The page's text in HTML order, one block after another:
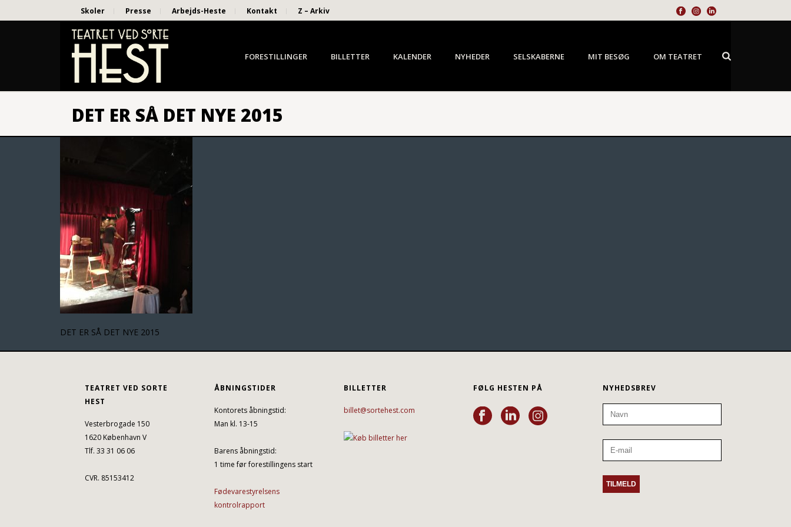
Skoler Presse Arbejds-Heste Kontakt Z – Arkiv
FORESTILLINGER BILLETTER KALENDER NYHEDER SELSKABERNE MIT BESØG OM TEATRET
DET ER SÅ DET NYE 2015
DET ER SÅ DET NYE 2015
TEATRET VED SORTE
HEST
Vesterbrogade 150
1620 København V
Tlf. 33 31 06 06
CVR. 85153412
ÅBNINGSTIDER
Kontorets åbningstid:
Man kl. 13-15
Barens åbningstid:
1 time før forestillingens start
Fødevarestyrelsens
kontrolrapport
BILLETTER
billet@sortehest.com
FØLG HESTEN PÅ NYHEDSBREV